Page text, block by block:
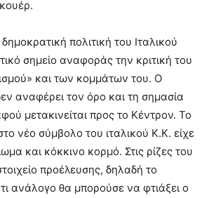
πολιτική του Ιταλικού
σημείο αναφοράς την κριτική του
και των κομμάτων του. Ο
αναφέρει τον όρο και τη σημασία
μετακινείται προς το Κέντρον. Το
νέο σύμβολο του ιταλικού Κ.Κ. είχε
και κόκκινο κορμό. Στις ρίζες του
προέλευσης, δηλαδή το
ανάλογο θα μπορούσε να φτιάξει ο